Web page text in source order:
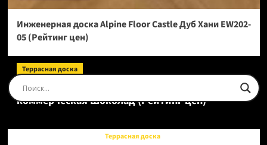
Инженерная доска Alpine Floor Castle Дуб Хани EW202-
05 (Рейтинг цен)
Террасная доска
Доска террасная Ecodecking Tehno Полнотелая
коммерческая Шоколад (Рейтинг цен)
Террасная доска